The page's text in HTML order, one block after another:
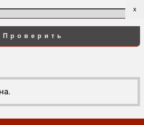
x
Проверить